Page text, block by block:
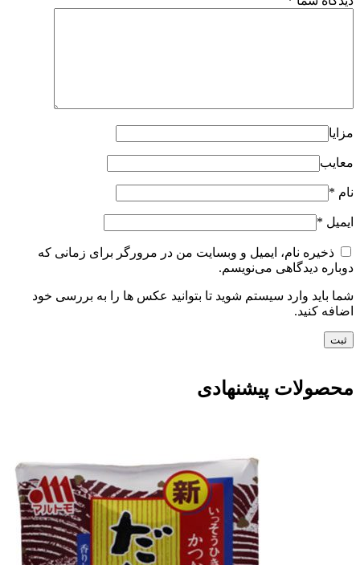
مزایا
معایب
نام *
ایمیل *
ذخیره نام، ایمیل و وبسایت من در مرورگر برای زمانی که
دوباره دیدگاهی می‌نویسم.
شما باید وارد سیستم شوید تا بتوانید عکس ها را به بررسی خود
اضافه کنید.
محصولات پیشنهادی